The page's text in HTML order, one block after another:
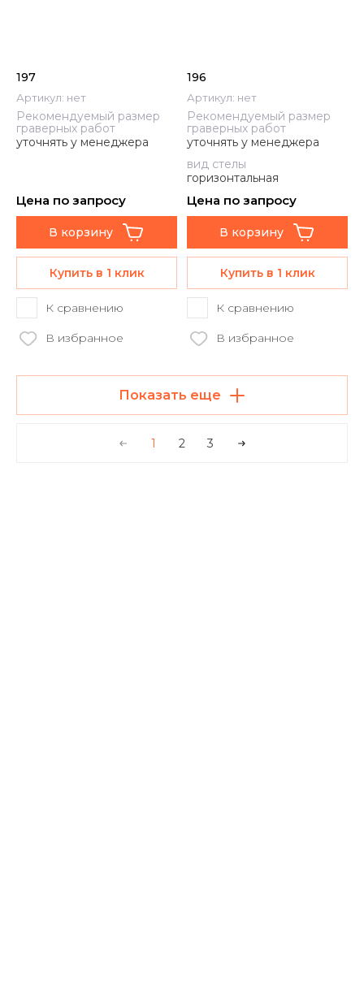
197
Артикул: нет
Рекомендуемый размер
граверных работ
уточнять у менеджера
Цена по запросу
В корзину
Купить в 1 клик
К сравнению
В избранное
196
Артикул: нет
Рекомендуемый размер
граверных работ
уточнять у менеджера
вид стелы
горизонтальная
Цена по запросу
В корзину
Купить в 1 клик
К сравнению
В избранное
Показать еще
1 2 3